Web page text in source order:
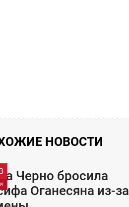
НОВОСТИ
Черно бросила
Оганесяна из-за